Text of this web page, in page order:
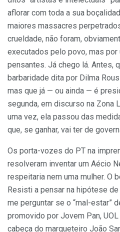
aflorar com toda a sua
maiores massacres
crueldade, não foram,
executados pelo povo, mas
pensantes. Já chego lá. Antes,
barbaridade dita por Dilma
mas que já — ou ainda — é
segunda, em discurso na Zona
uma vez, ela passou das
que, se ganhar, vai ter de
Os porta-vozes do PT na
resolveram inventar um Aécio
respeitaria nem uma mulher. O
Resisti a pensar na hipótese
me perguntar se o “mal-estar”
promovido por Jovem Pan,
cabeça do marqueteiro João